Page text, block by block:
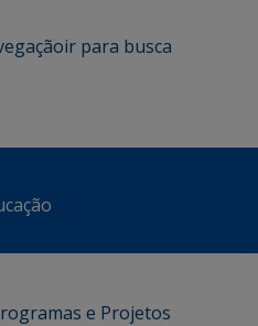
ir para busca
e Projetos